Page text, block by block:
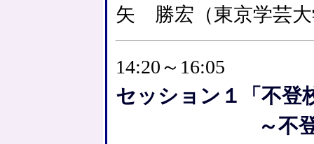
矢 勝宏（東京学芸大
14:20～16:05
セッション１「不登
～不登校経験